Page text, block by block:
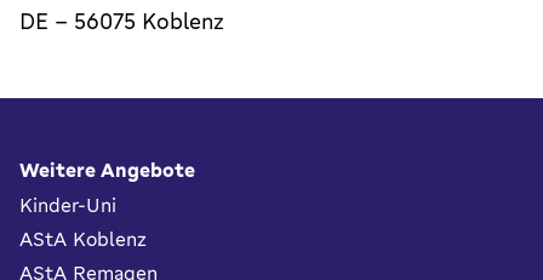
DE - 56075 Koblenz
Fußbereich
Weitere Angebote
Kinder-Uni
AStA Koblenz
AStA Remagen